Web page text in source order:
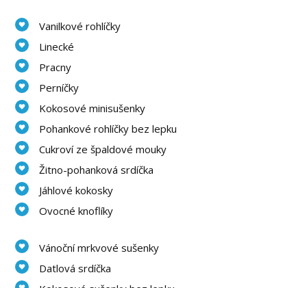
Vanilkové rohlíčky
Linecké
Pracny
Perníčky
Kokosové minisušenky
Pohankové rohlíčky bez lepku
Cukroví ze špaldové mouky
Žitno-pohanková srdíčka
Jáhlové kokosky
Ovocné knoflíky
Vánoční mrkvové sušenky
Datlová srdíčka